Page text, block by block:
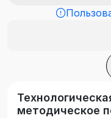
методическое